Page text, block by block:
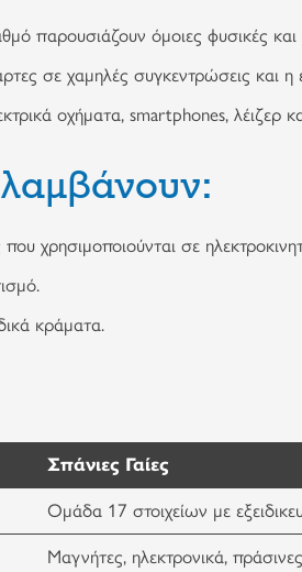
παρουσιάζουν όμοιες φυσικές και
σε χαμηλές συγκεντρώσεις και η
οχήματα, smartphones, λέιζερ
χρησιμοποιούνται σε
κράματα.
Σπάνιες Γαίες
Ομάδα 17 στοιχείων με
Μαγνήτες, ηλεκτρονικά,